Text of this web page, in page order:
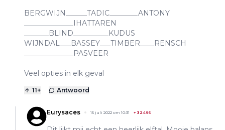
BERGWIJN______TADIC________ANTONY
______________IHATTAREN
_______BLIND__________KUDUS
WIJNDAL___BASSEY___TIMBER____RENSCH
______________PASVEER
Veel opties in elk geval
11+ Antwoord
Eurysaces 15 juli 2022 om 10:31 + 32496